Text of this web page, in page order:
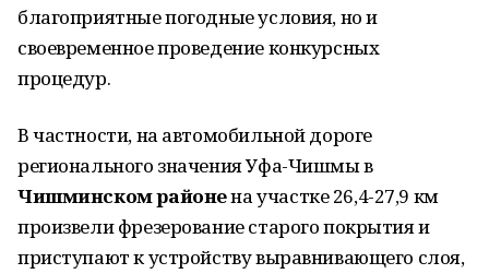
благоприятные погодные условия, но и
своевременное проведение конкурсных
процедур.
В частности, на автомобильной дороге
регионального значения Уфа-Чишмы в
Чишминском районена участке 26,4-27,9 км
произвели фрезерование старого покрытия и
приступают к устройству выравнивающего слоя,